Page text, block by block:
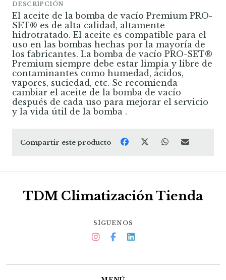
DESCRIPCIÓN
El aceite de la bomba de vacío Premium PRO-
SET® es de alta calidad, altamente
hidrotratado. El aceite es compatible para el
uso en las bombas hechas por la mayoría de
los fabricantes. La bomba de vacío PRO-SET®
Premium siempre debe estar limpia y libre de
contaminantes como humedad, ácidos,
vapores, suciedad, etc. Se recomienda
cambiar el aceite de la bomba de vacío
después de cada uso para mejorar el servicio
y la vida útil de la bomba .
Compartir este producto
TDM Climatización Tienda
SÍGUENOS